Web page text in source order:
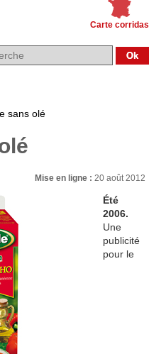
Carte corridas
sans olé
Mise en ligne :20 août 2012
Été
2006.
Une
publicité
pour le